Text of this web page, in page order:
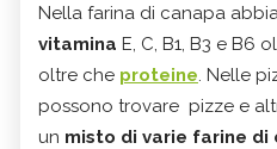
Nella farina di canapa
vitamina E, C, B1, B3 e B6
oltre che proteine. Nelle
possono trovare pizze e
un misto di varie farine di